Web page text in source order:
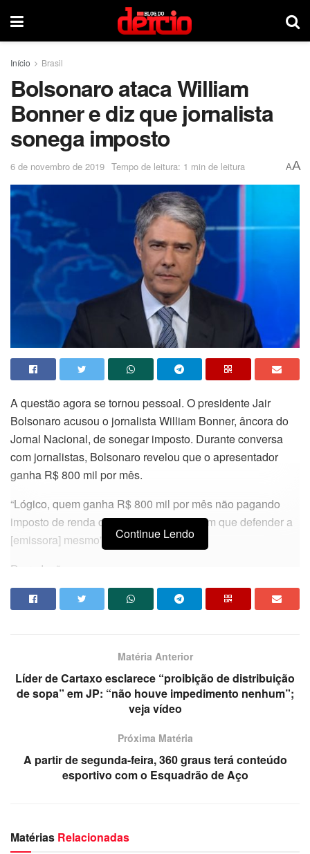
Início Brasil
Bolsonaro ataca William
Bonner e diz que jornalista
sonega imposto
6 de novembro de 2019 Tempo de leitura: 1 min de leitura AA
A questão agora se tornou pessoal. O presidente Jair
Bolsonaro acusou o jornalista William Bonner, âncora do
Jornal Nacional, de sonegar imposto. Durante conversa
com jornalistas, Bolsonaro revelou que o apresentador
ganha R$ 800 mil por mês.
“Lógico, quem ganha R$ 800 mil por mês não pagando
imposto de renda como pessoa física, tem que defender a
[emissora] mesmo”.
Da redação
Continue Lendo
Matéria Anterior
Líder de Cartaxo esclarece “proibição de distribuição
de sopa” em JP: “não houve impedimento nenhum”;
veja vídeo
Próxima Matéria
A partir de segunda-feira, 360 graus terá conteúdo
esportivo com o Esquadrão de Aço
Matérias Relacionadas